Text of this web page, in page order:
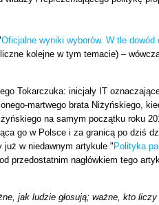
Oficjalne wyniki wyborów. W tle dowód
kolejne w tym temacie) –
Tokarczuka: inicjały IT
martwego brata Niżyńskiego,
na samym początku roku
go w Polsce i za granicą po dziś
już w niedawnym artykule " Polityka
przedostatnim nagłówkiem tego
jak ludzie głosują; ważne, kto liczy